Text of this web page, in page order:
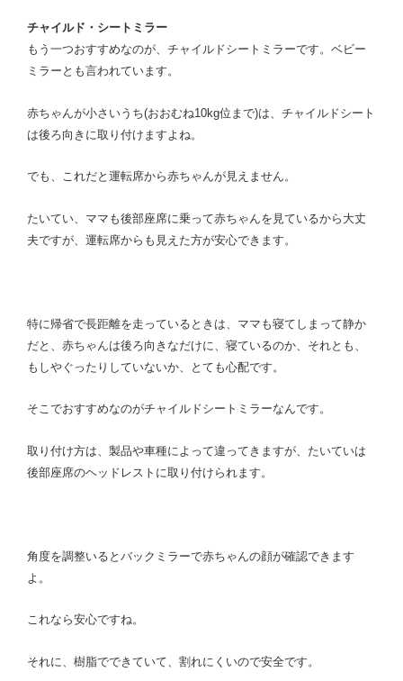
チャイルド・シートミラー
もう一つおすすめなのが、チャイルドシートミラーです。ベビー
ミラーとも言われています。
赤ちゃんが小さいうち(おおむね10kg位まで)は、チャイルドシート
は後ろ向きに取り付けますよね。
でも、これだと運転席から赤ちゃんが見えません。
たいてい、ママも後部座席に乗って赤ちゃんを見ているから大丈
夫ですが、運転席からも見えた方が安心できます。
特に帰省で長距離を走っているときは、ママも寝てしまって静か
だと、赤ちゃんは後ろ向きなだけに、寝ているのか、それとも、
もしやぐったりしていないか、とても心配です。
そこでおすすめなのがチャイルドシートミラーなんです。
取り付け方は、製品や車種によって違ってきますが、たいていは
後部座席のヘッドレストに取り付けられます。
角度を調整いるとバックミラーで赤ちゃんの顔が確認できます
よ。
これなら安心ですね。
それに、樹脂でできていて、割れにくいので安全です。